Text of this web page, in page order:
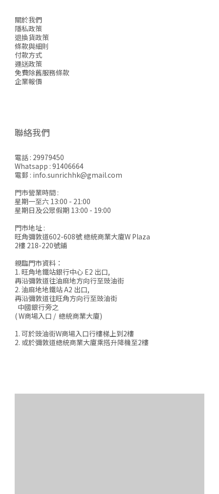
關於我們
隱私政策
退換貨政策
條款與細則
付款方式
運送政策
免費除舊服務條款
企業報價
聯絡我們
電話 : 29979450
Whatsapp : 91406664
電郵 : info.sunrichhk@gmail.com
門市營業時間 :
星期一至六 13:00 - 21:00
星期日及公眾假期 13:00 - 19:00
門市地址 :
旺角彌敦道602-608號 總統商業大廈W Plaza
2樓 218-220號鋪
親臨門市資料：
1. 旺角地鐵站銀行中心 E2 出口,
再沿彌敦道往油麻地方向行至豉油街
2. 油麻地地鐵站 A2 出口,
再沿彌敦道往旺角方向行至豉油街
中國銀行旁之
( W商場入口 / 總統商業大廈)
1. 可於豉油街W商場入口行樓梯上到2樓
2. 或於彌敦道總統商業大廈乘搭升降機至2樓